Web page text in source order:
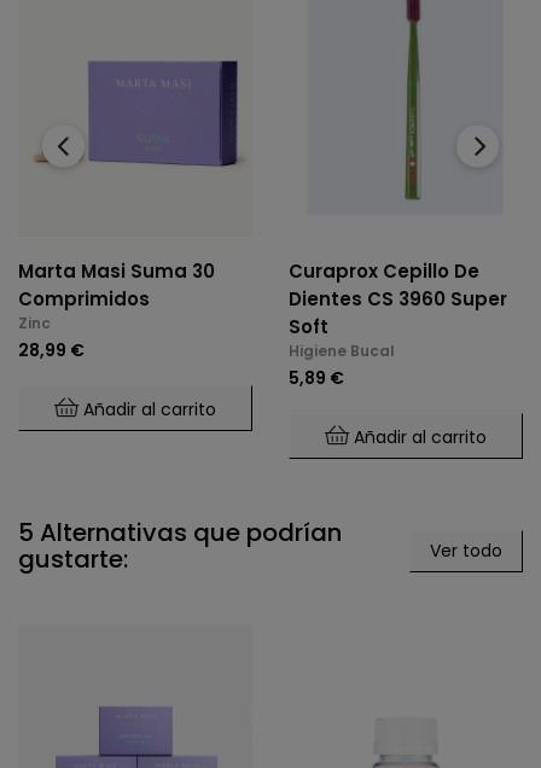
Marta Masi Suma 30
Comprimidos
Zinc
28,99 €
Añadir al carrito
Curaprox Cepillo De
Dientes CS 3960 Super
Soft
Higiene Bucal
5,89 €
Añadir al carrito
‹ ›
5 Alternativas que podrían
gustarte: Ver todo